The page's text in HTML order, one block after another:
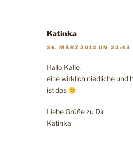
Katinka
26. MÄRZ 2012 UM 22:43
Hallo Kalle,
eine wirklich niedliche und
ist das
Liebe Grüße zu Dir
Katinka